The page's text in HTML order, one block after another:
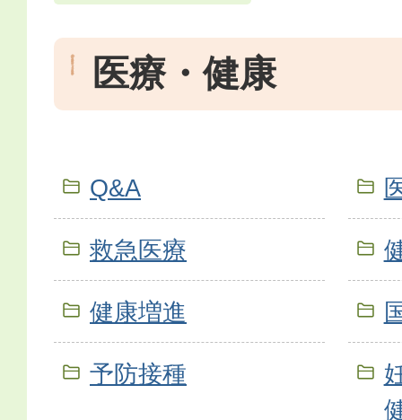
医療・健康
Q&A
救急医療
健康増進
予防接種